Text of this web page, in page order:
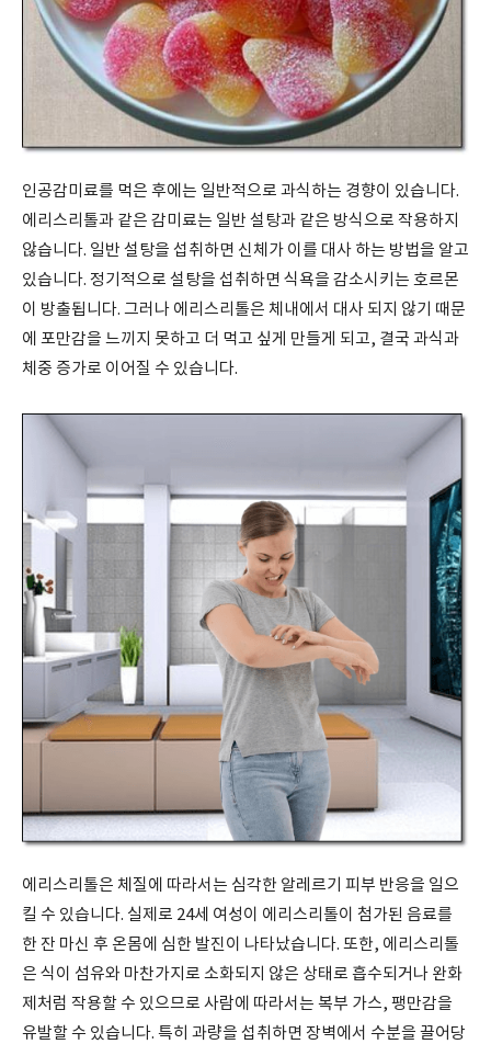
인공감미료를 먹은 후에는 일반적으로 과식하는 경향이 있습니다.
에리스리톨과 같은 감미료는 일반 설탕과 같은 방식으로 작용하지
않습니다. 일반 설탕을 섭취하면 신체가 이를 대사 하는 방법을 알고
있습니다. 정기적으로 설탕을 섭취하면 식욕을 감소시키는 호르몬
이 방출됩니다. 그러나 에리스리톨은 체내에서 대사 되지 않기 때문
에 포만감을 느끼지 못하고 더 먹고 싶게 만들게 되고, 결국 과식과
체중 증가로 이어질 수 있습니다.
에리스리톨은 체질에 따라서는 심각한 알레르기 피부 반응을 일으
킬 수 있습니다. 실제로 24세 여성이 에리스리톨이 첨가된 음료를
한 잔 마신 후 온몸에 심한 발진이 나타났습니다. 또한, 에리스리톨
은 식이 섬유와 마찬가지로 소화되지 않은 상태로 흡수되거나 완화
제처럼 작용할 수 있으므로 사람에 따라서는 복부 가스, 팽만감을
유발할 수 있습니다. 특히 과량을 섭취하면 장벽에서 수분을 끌어당